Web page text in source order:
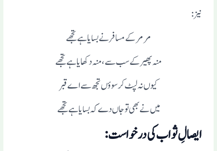
نیز:
مر مر کے مسافر نے بسا یا ہے تجھے
منہ پھیر کے سب سے، منہ دکھایا ہے تجھے
کیوں نہ لپٹ کر سووٴں تجھ سے اے قبر
میں نے بھی تو جاں دے کہ بسایا ہے تجھے
ایصالِ ثواب کی درخواست: